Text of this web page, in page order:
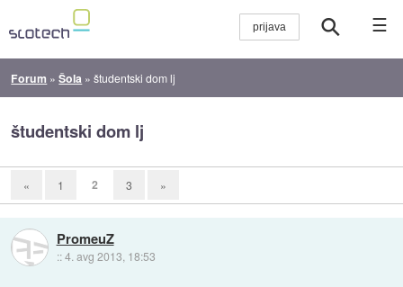
☰
Forum »Šola »študentski dom lj
študentski dom lj
« 1 2 3 »
PromeuZ
::4. avg 2013, 18:53